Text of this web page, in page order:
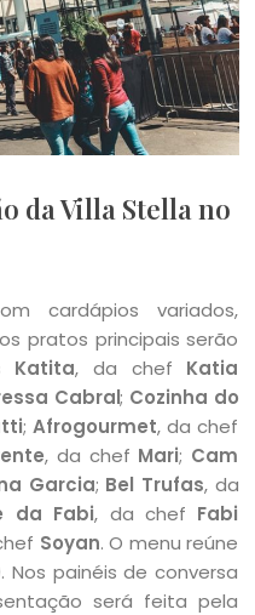
da Villa Stella no
cardápios variados,
pratos principais serão
Katita, da chef Katia
Cabral; Cozinha do
;Afrogourmet, da chef
, da chef Mari; Cam
Garcia; Bel Trufas, da
da Fabi, da chef Fabi
Soyan. O menu reúne
Nos painéis de conversa
será feita pela